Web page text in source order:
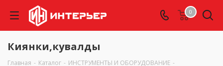
0
Киянки,кувалды
Главная - Каталог - ИНСТРУМЕНТЫ И ОБОРУДОВАНИЕ -